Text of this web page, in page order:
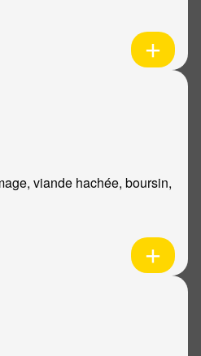
viande hachée, boursin,